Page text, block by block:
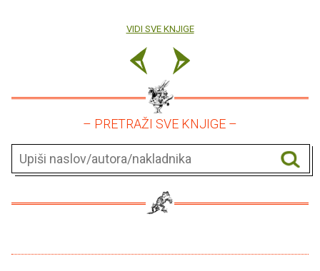
VIDI SVE KNJIGE
– PRETRAŽI SVE KNJIGE –